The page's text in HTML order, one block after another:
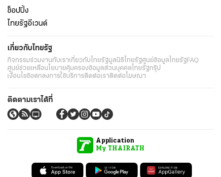
ช็อปปิ้ง
ไทยรัฐอีเวนต์
เกี่ยวกับไทยรัฐ
กิจกรรมร่วมงานกับเราเกี่ยวกับไทยรัฐมูลนิธิไทยรัฐศูนย์ข้อมูลไทยรัฐFAQ
ศูนย์ช่วยเหลือนโยบายคุ้มครองข้อมูลส่วนบุคคลไทยรัฐกรุ๊ป
เงื่อนไขข้อตกลงการใช้บริการติดต่อเราติดต่อโฆษณา
ติดตามเราได้ที่
Application
My THAIRATH